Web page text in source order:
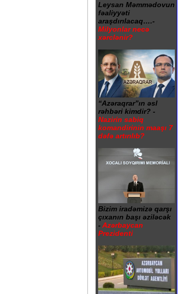
Leysan Məmmədovun
fəaliyyəti
araşdırılacaq….-
Milyonlar necə
xərclənir?
“Azəraqrar”ın əsl
rəhbəri kimdir? -
Nazirin sabiq
komandirinin maaşı 7
dəfə artırılıb?
Bizim iradəmizə qarşı
çıxanın başı əziləcək
- Azərbaycan
Prezidenti